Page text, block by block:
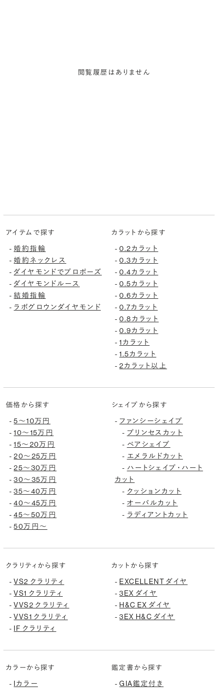
閲覧履歴はありません
アイテムで探す
-婚約指輪
-婚約ネックレス
-ダイヤモンドでプロポーズ
-ダイヤモンドルース
-結婚指輪
- ラボグロウンダイヤモンド
カラットから探す
-0.2カラット
-0.3カラット
-0.4カラット
-0.5カラット
-0.6カラット
-0.7カラット
-0.8カラット
-0.9カラット
-1カラット
-1.5カラット
-2カラット以上
価格から探す
-5〜10万円
-10〜15万円
-15〜20万円
-20〜25万円
-25〜30万円
-30〜35万円
-35〜40万円
-40〜45万円
-45〜50万円
-50万円〜
シェイプから探す
- ファンシーシェイプ
- プリンセスカット
- ペアシェイプ
- エメラルドカット
- ハートシェイプ・ハート
カット
- クッションカット
- オーバルカット
- ラディアントカット
クラリティから探す
-VS2 クラリティ
-VS1 クラリティ
-VVS2 クラリティ
-VVS1 クラリティ
- IF クラリティ
カットから探す
- EXCELLENT ダイヤ
-3EX ダイヤ
- H&C EX ダイヤ
-3EX H&C ダイヤ
カラーから探す
- Iカラー
鑑定書から探す
-GIA鑑定付き